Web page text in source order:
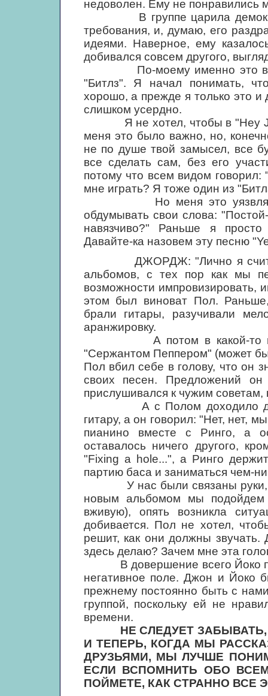
недоволен. Ему не понравились
В группе царила
требования, и, думаю, его
идеями. Наверное, ему
добивался совсем другого,
По-моему именно это в
"Битлз". Я начал понимать,
хорошо, а прежде я только это и
слишком усердно.
Я не хотел, чтобы в "Hey
меня это было важно, но,
не по душе твой замысел, все
все сделать сам, без его
потому что всем видом
мне играть? Я тоже один из
Но меня это уязвляло, я
обдумывать свои слова:
навязчиво?" Раньше я
Давайте-ка назовем эту песню
ДЖОРДЖ: "Лично я считаю,
альбомов, с тех пор как мы
возможности импровизировать,
этом был виноват Пол.
брали гитары, разучивали
аранжировку.
А потом в какой-то
"Сержантом Пеппером" (может
Пол вбил себе в голову, что он
своих песен. Предложений
прислушивался к чужим советам,
А с Полом доходило до
гитару, а он говорил: "Нет, нет,
пианино вместе с Ринго, а
оставалось ничего другого,
"Fixing a hole...", а Ринго
партию баса и заниматься чем-
У нас были связаны руки, и,
новым альбомом мы подойдем
вживую), опять возникла
добивается. Пол не хотел,
решит, как они должны
здесь делаю? Зачем мне эта
В довершение всего Йоко
негативное поле. Джон и Йоко
прежнему постоянно быть с
группой, поскольку ей не
времени.
НЕ СЛЕДУЕТ
И ТЕПЕРЬ, КОГДА МЫ
ДРУЗЬЯМИ, МЫ ЛУЧШЕ
ЕСЛИ ВСПОМНИТЬ ОБО
ПОЙМЕТЕ, КАК СТРАННО ВСЕ